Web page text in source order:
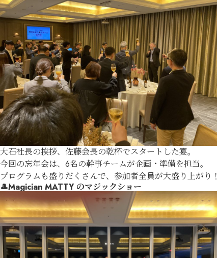
大石社長の挨拶、佐藤会長の乾杯でスタートした宴。
今回の忘年会は、6名の幹事チームが企画・準備を担当。
プログラムも盛りだくさんで、参加者全員が大盛り上がり！
🎩Magician MATTYのマジックショー